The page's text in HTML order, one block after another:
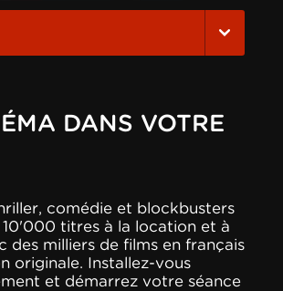
DANS VOTRE
comédie et blockbusters
titres à la location et à
des milliers de films en français
originale. Installez-vous
et démarrez votre séance